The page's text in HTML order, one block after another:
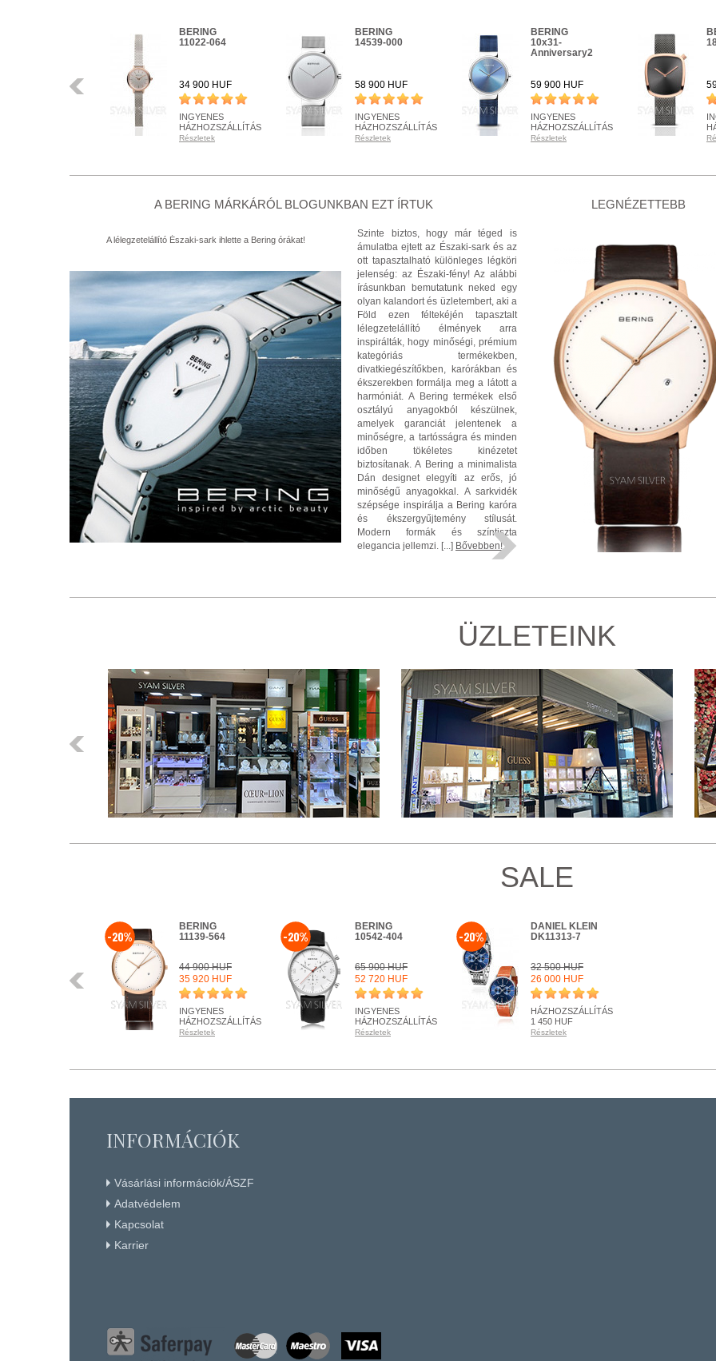
BERING
11022-064
34 900 HUF
INGYENES
HÁZHOZSZÁLLÍTÁS
Részletek
+ KOSÁRBA
BERING
14539-000
58 900 HUF
INGYENES
HÁZHOZSZÁLLÍTÁS
Részletek
+ KOSÁRBA
BERING
10x31-
Anniversary2
59 900 HUF
INGYENES
HÁZHOZSZÁLLÍTÁS
Részletek
A BERING MÁRKÁRÓL BLOGUNKBAN EZT ÍRTUK
A lélegzetelállító Északi-sark ihlette a Bering órákat!
Szinte biztos, hogy már téged is
ámulatba ejtett az Északi-sark és az
ott tapasztalható különleges légköri
jelenség: az Északi-fény! Az alábbi
írásunkban bemutatunk neked egy
olyan kalandort és üzletembert, aki a
Föld ezen féltekéjén tapasztalt
lélegzetelállító élmények arra
inspirálták, hogy minőségi, prémium
kategóriás termékekben,
divatkiegészítőkben, karórákban és
ékszerekben formálja meg a látott a
harmóniát. A Bering termékek első
osztályú anyagokból készülnek,
amelyek garanciát jelentenek a
minőségre, a tartósságra és minden
időben tökéletes kinézetet
biztosítanak. A Bering a minimalista
Dán designet elegyíti az erős, jó
minőségű anyagokkal. A sarkvidék
szépsége inspirálja a Bering karóra
és ékszergyűjtemény stílusát.
Modern formák és színtiszta
elegancia jellemzi. [...] Bővebben!
LEGNÉZETTEBB
ÜZLETEINK
Előző
SALE
Előző
BERING
11139-564
44 900 HUF
35 920 HUF
-20%
INGYENES
HÁZHOZSZÁLLÍTÁS
Részletek
BERING
10542-404
65 900 HUF
52 720 HUF
-20%
INGYENES
HÁZHOZSZÁLLÍTÁS
Részletek
DANIEL KLEIN
DK11313-7
32 500 HUF
26 000 HUF
-20%
HÁZHOZSZÁLLÍTÁS
1 450 HUF
Részletek
INFORMÁCIÓK
Vásárlási információk/ÁSZF
Adatvédelem
Kapcsolat
Karrier